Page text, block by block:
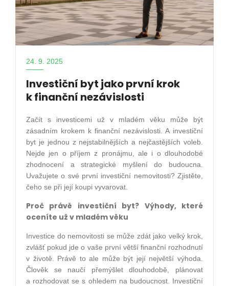
24. 9. 2025
Investiční byt jako první krok
k finanční nezávislosti
Začít s investicemi už v mladém věku může být
zásadním krokem k finanční nezávislosti. A investiční
byt je jednou z nejstabilnějších a nejčastějších voleb.
Nejde jen o příjem z pronájmu, ale i o dlouhodobé
zhodnocení a strategické myšlení do budoucna.
Uvažujete o své první investiční nemovitosti? Zjistěte,
čeho se při její koupi vyvarovat.
Proč právě investiční byt? Výhody, které
oceníte už v mladém věku
Investice do nemovitosti se může zdát jako velký krok,
zvlášť pokud jde o vaše první větší finanční rozhodnutí
v životě. Právě to ale může být její největší výhoda.
Člověk se naučí přemýšlet dlouhodobě, plánovat
a rozhodovat se s ohledem na budoucnost. Investiční